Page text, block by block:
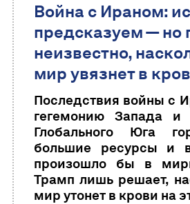
Война с Ираном:
предсказуем — но
неизвестно,
мир увязнет в
Последствия войны с
гегемонию Запада и
Глобального Юга
большие ресурсы и
произошло бы в
Трамп лишь решает,
мир утонет в крови на